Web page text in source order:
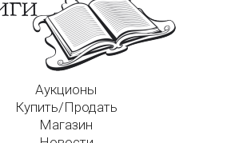
Аукционы
Купить/Продать
Магазин